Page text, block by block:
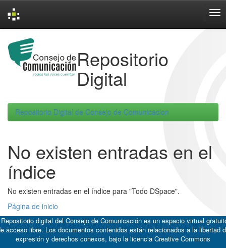
navigation
Repositorio
Digital
Repositorio Digital de Consejo de Comunicacion
No existen entradas en el
índice
No existen entradas en el índice para "Todo DSpace".
Página de inicio
digital del Consejo de Comunicación es un espacio virtual
acceso libre. Los documentos contenidos están relacionados a la libertad
expresión y derechos conexos, bajo la licencia Creative Commons